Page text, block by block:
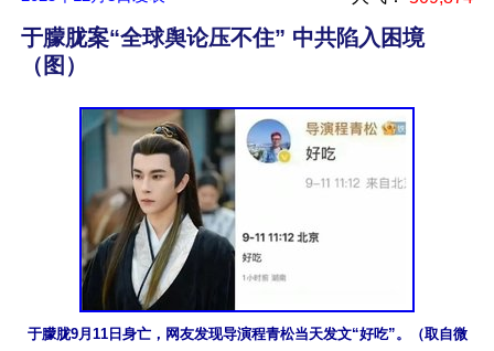
于朦胧案“全球舆论压不住” 中共陷入困境
（图）
于朦胧9月11日身亡，网友发现导演程青松当天发文“好吃”。（取自微